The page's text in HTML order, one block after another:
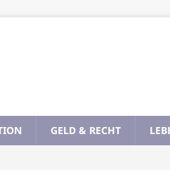
GELD & RECHT